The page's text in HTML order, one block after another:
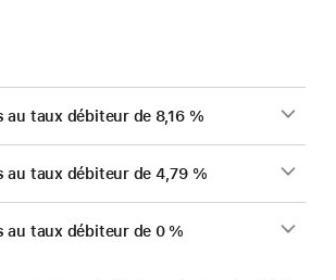
au taux débiteur de 8,16 %
au taux débiteur de 4,79 %
au taux débiteur de 0 %